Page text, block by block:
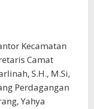
Kecamatan
Camat
S.H., M.Si,
Perdagangan
Yahya